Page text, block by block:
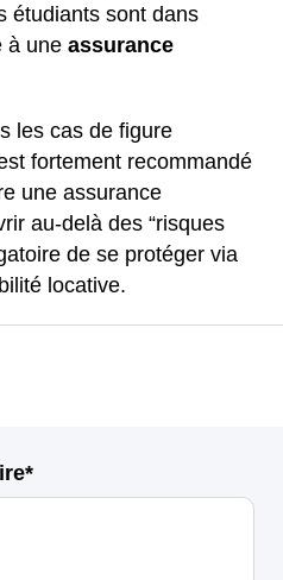
étudiants sont dans
à une assurance
les cas de figure
fortement recommandé
une assurance
au-delà des “risques
de se protéger via
locative.